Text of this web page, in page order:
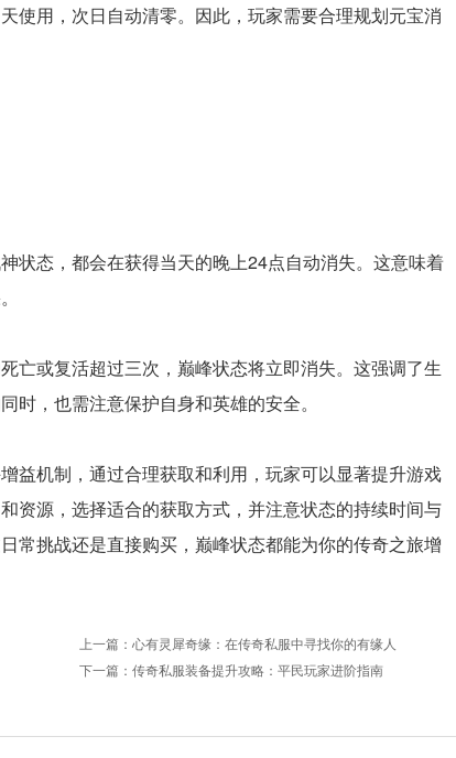
使用，次日自动清零。因此，玩家需要合理规划元宝消
状态，都会在获得当天的晚上24点自动消失。这意味着
亡或复活超过三次，巅峰状态将立即消失。这强调了生
时，也需注意保护自身和英雄的安全。
益机制，通过合理获取和利用，玩家可以显著提升游戏
资源，选择适合的获取方式，并注意状态的持续时间与
常挑战还是直接购买，巅峰状态都能为你的传奇之旅增
上一篇： 心有灵犀奇缘：在传奇私服中寻找你的有缘人
下一篇： 传奇私服装备提升攻略：平民玩家进阶指南